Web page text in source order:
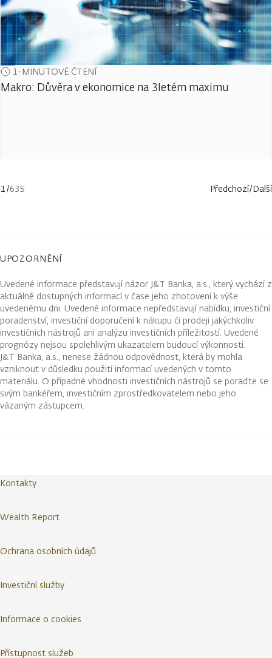
1-MINUTOVÉ ČTENÍ
Makro: Důvěra v ekonomice na 3letém maximu
1/635 Předchozí/Další
UPOZORNĚNÍ
Uvedené informace představují názor J&T Banka, a.s., který vychází z
aktuálně dostupných informací v čase jeho zhotovení k výše
uvedenému dni. Uvedené informace nepředstavují nabídku, investiční
poradenství, investiční doporučení k nákupu či prodeji jakýchkoliv
investičních nástrojů ani analýzu investičních příležitostí. Uvedené
prognózy nejsou spolehlivým ukazatelem budoucí výkonnosti.
J&T Banka, a.s., nenese žádnou odpovědnost, která by mohla
vzniknout v důsledku použití informací uvedených v tomto
materiálu. O případné vhodnosti investičních nástrojů se poraďte se
svým bankéřem, investičním zprostředkovatelem nebo jeho
vázaným zástupcem.
Kontakty
Wealth Report
Ochrana osobních údajů
Investiční služby
Informace o cookies
Přístupnost služeb